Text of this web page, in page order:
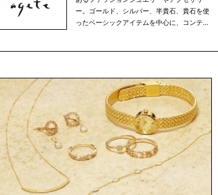
ー。ゴールド、シルバー、半貴石、貴石を使
ったベーシックアイテムを中心に、コンテン
彩に展開。アガットは、その時々の女性の生
き方やファッションといった時代の流れを映
しながら、常に新しいファッションジュエリ
ーやアクセサリーを提案しています。